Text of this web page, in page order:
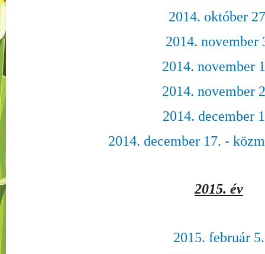
2014. október
2014. november
2014. november
2014. november
2014. december
2014. december 17. -
2015. év
2015. február 5.